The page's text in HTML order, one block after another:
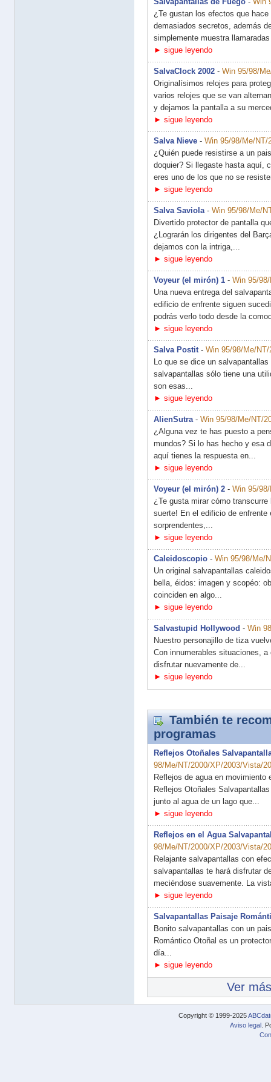
¿Te gustan los efectos que
demasiados secretos, además
simplemente muestra
► sigue leyendo
SalvaClock 2002- Win 95/98/
Originalísimos relojes para
varios relojes que se van
y dejamos la pantalla a su
► sigue leyendo
Salva Nieve- Win 95/98/Me/NT/
¿Quién puede resistirse a un
doquier? Si llegaste hasta aquí,
eres uno de los que no se
► sigue leyendo
Salva Saviola- Win 95/98/Me/
Divertido protector de pantalla
¿Lograrán los dirigentes del
dejamos con la intriga,...
► sigue leyendo
Voyeur (el mirón) 1- Win 95/
Una nueva entrega del
edificio de enfrente siguen
podrás verlo todo desde la
► sigue leyendo
Salva Postit- Win 95/98/Me/NT/
Lo que se dice un
salvapantallas sólo tiene una
son esas...
► sigue leyendo
AlienSutra- Win 95/98/Me/NT/
¿Alguna vez te has puesto a
mundos? Si lo has hecho y esa
aquí tienes la respuesta en...
► sigue leyendo
Voyeur (el mirón) 2- Win 95/
¿Te gusta mirar cómo
suerte! En el edificio de
sorprendentes,...
► sigue leyendo
Caleidoscopio- Win 95/98/Me/
Un original salvapantallas
bella, éidos: imagen y scopéo:
coinciden en algo...
► sigue leyendo
Salvastupid Hollywood - Win
Nuestro personajillo de tiza
Con innumerables situaciones,
disfrutar nuevamente de...
► sigue leyendo
También te
programas
Reflejos Otoñales
98/Me/NT/2000/XP/2003/Vista/
Reflejos de agua en movimiento
Reflejos Otoñales
junto al agua de un lago que...
► sigue leyendo
Reflejos en el Agua
98/Me/NT/2000/XP/2003/Vista/
Relajante salvapantallas con
salvapantallas te hará disfrutar
meciéndose suavemente. La
► sigue leyendo
Salvapantallas Paisaje
Bonito salvapantallas con un
Romántico Otoñal es un
día...
► sigue leyendo
Ver
Copyright © 1999-2025
Aviso legal .